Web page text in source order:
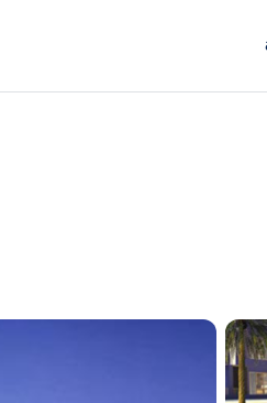
เลือกยูนิตเพื่อเปรียบ
เลือกได้สูงสุด 3 รายการ
เปรีย